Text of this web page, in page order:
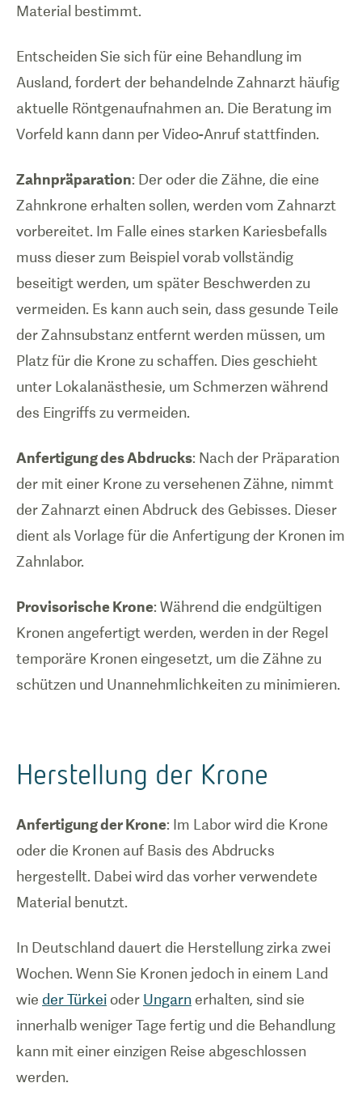
Material bestimmt.
Entscheiden Sie sich für eine Behandlung im
Ausland, fordert der behandelnde Zahnarzt häufig
aktuelle Röntgenaufnahmen an. Die Beratung im
Vorfeld kann dann per Video-Anruf stattfinden.
Zahnpräparation: Der oder die Zähne, die eine
Zahnkrone erhalten sollen, werden vom Zahnarzt
vorbereitet. Im Falle eines starken Kariesbefalls
muss dieser zum Beispiel vorab vollständig
beseitigt werden, um später Beschwerden zu
vermeiden. Es kann auch sein, dass gesunde Teile
der Zahnsubstanz entfernt werden müssen, um
Platz für die Krone zu schaffen. Dies geschieht
unter Lokalanästhesie, um Schmerzen während
des Eingriffs zu vermeiden.
Anfertigung des Abdrucks: Nach der Präparation
der mit einer Krone zu versehenen Zähne, nimmt
der Zahnarzt einen Abdruck des Gebisses. Dieser
dient als Vorlage für die Anfertigung der Kronen im
Zahnlabor.
Provisorische Krone: Während die endgültigen
Kronen angefertigt werden, werden in der Regel
temporäre Kronen eingesetzt, um die Zähne zu
schützen und Unannehmlichkeiten zu minimieren.
Herstellung der Krone
Anfertigung der Krone: Im Labor wird die Krone
oder die Kronen auf Basis des Abdrucks
hergestellt. Dabei wird das vorher verwendete
Material benutzt.
In Deutschland dauert die Herstellung zirka zwei
Wochen. Wenn Sie Kronen jedoch in einem Land
wie der Türkei oder Ungarn erhalten, sind sie
innerhalb weniger Tage fertig und die Behandlung
kann mit einer einzigen Reise abgeschlossen
werden.